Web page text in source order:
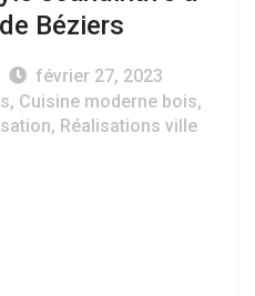
Béziers
février 27, 2023
, Cuisine moderne bois,
, Réalisations ville